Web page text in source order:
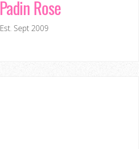
Padin Rose
Est. Sept 2009